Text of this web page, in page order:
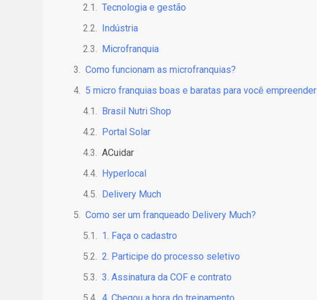
Tecnologia e gestão
Indústria
Microfranquia
Como funcionam as microfranquias?
5 micro franquias boas e baratas para você empreender
Brasil Nutri Shop
Portal Solar
ACuidar
Hyperlocal
Delivery Much
Como ser um franqueado Delivery Much?
1. Faça o cadastro
2. Participe do processo seletivo
3. Assinatura da COF e contrato
4. Chegou a hora do treinamento